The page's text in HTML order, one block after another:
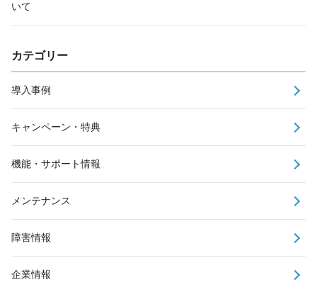
いて
カテゴリー
導入事例
キャンペーン・特典
機能・サポート情報
メンテナンス
障害情報
企業情報